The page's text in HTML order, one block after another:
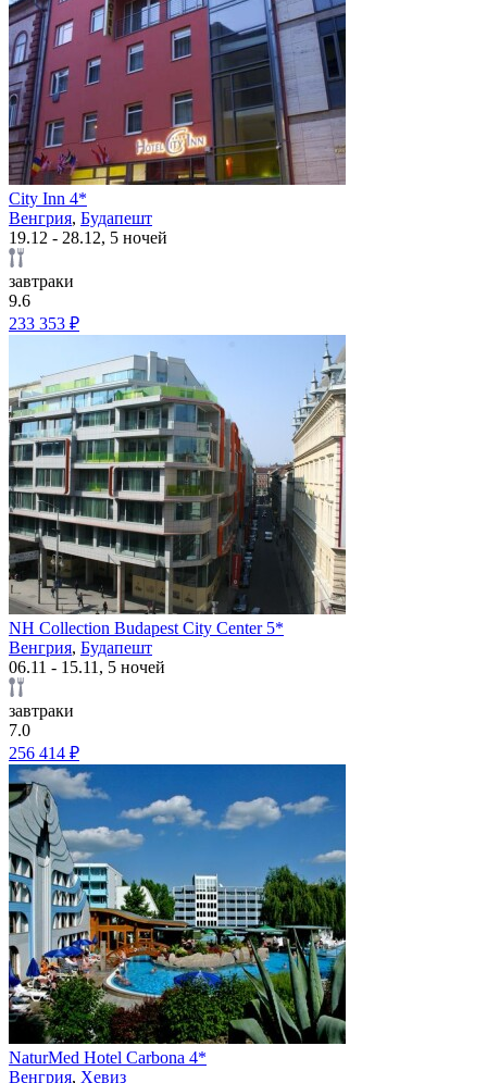
City Inn 4*
Венгрия, Будапешт
19.12 - 28.12, 5 ночей
завтраки
9.6
233 353 ₽
NH Collection Budapest City Center 5*
Венгрия, Будапешт
06.11 - 15.11, 5 ночей
завтраки
7.0
256 414 ₽
NaturMed Hotel Carbona 4*
Венгрия, Хевиз